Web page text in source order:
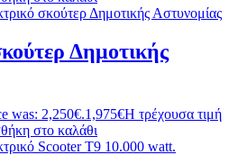
Δημοτικής
was: 2,250€.1,975€Η τρέχουσα τιμή
στο καλάθι